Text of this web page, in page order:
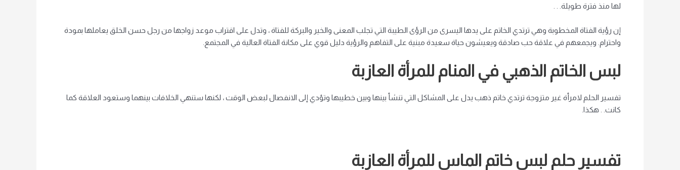
لها منذ فترة طويلة. . .
إن رؤية الفتاة المخطوبة وهي ترتدي الخاتم على يدها اليسرى من الرؤى الطيبة التي تجلب المعنى والخير والبركة للفتاة ، وتدل على اقتراب موعد زواجها من رجل حسن الخلق يعاملها بمودة
واحترام. ويجمعهم في علاقة حب صادقة ويعيشون حياة سعيدة مبنية على التفاهم والرؤية دليل قوي على مكانة الفتاة العالية في المجتمع.
لبس الخاتم الذهبي في المنام للمرأة العازبة
تفسير الحلم لامرأة غير متزوجة ترتدي خاتم ذهب يدل على المشاكل التي تنشأ بينها وبين خطيبها وتؤدي إلى الانفصال لبعض الوقت ، لكنها ستنهي الخلافات بينهما وستعود العلاقة كما
كانت. . هكذا.
تفسير حلم لبس خاتم الماس للمرأة العازبة